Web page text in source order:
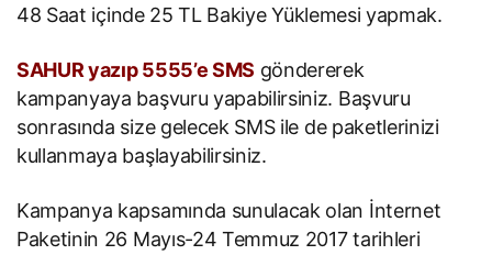
48 Saat içinde 25 TL Bakiye Yüklemesi yapmak.
SAHUR yazıp 5555’e SMS göndererek
kampanyaya başvuru yapabilirsiniz. Başvuru
sonrasında size gelecek SMS ile de paketlerinizi
kullanmaya başlayabilirsiniz.
Kampanya kapsamında sunulacak olan İnternet
Paketinin 26 Mayıs-24 Temmuz 2017 tarihleri